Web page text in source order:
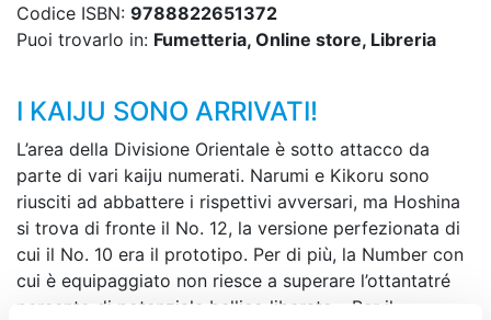
Codice ISBN: 9788822651372
Puoi trovarlo in: Fumetteria, Online store, Libreria
I KAIJU SONO ARRIVATI!
L’area della Divisione Orientale è sotto attacco da
parte di vari kaiju numerati. Narumi e Kikoru sono
riusciti ad abbattere i rispettivi avversari, ma Hoshina
si trova di fronte il No. 12, la versione perfezionata di
cui il No. 10 era il prototipo. Per di più, la Number con
cui è equipaggiato non riesce a superare l’ottantatré
percento di potenziale bellico liberato... Per il